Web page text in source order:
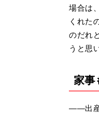
場合は
くれた
のだれ
うと思
家事
――出産